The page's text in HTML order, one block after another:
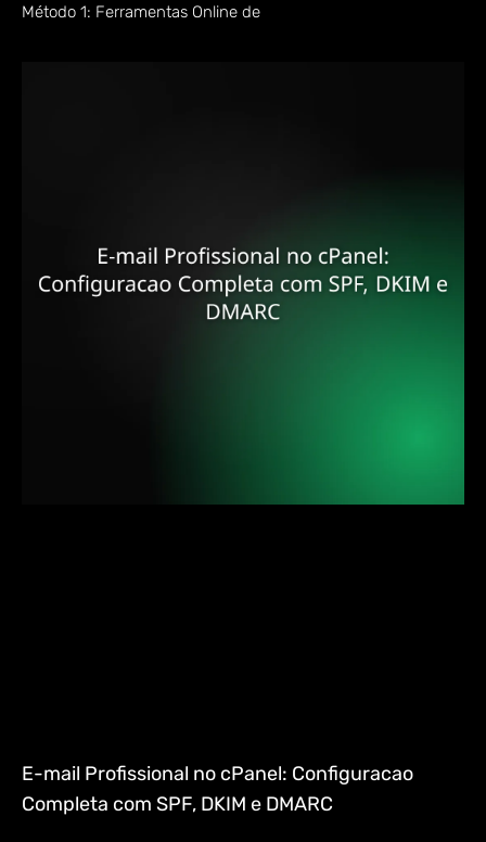
Método 1: Ferramentas Online de
E-mail Profissional no cPanel: Configuracao
Completa com SPF, DKIM e DMARC